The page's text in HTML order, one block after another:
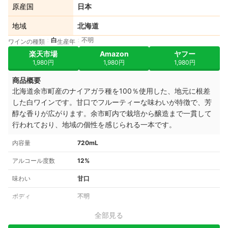
原産国 日本
地域 北海道
ワインの種類 白生産年 不明
楽天市場
1,980円
Amazon
1,980円
ヤフー
1,980円
商品概要
北海道余市町産のナイアガラ種を100％使用した、地元に根差
した白ワインです。甘口でフルーティーな味わいが特徴で、芳
醇な香りが広がります。余市町内で栽培から醸造まで一貫して
行われており、地域の個性を感じられる一本です。
内容量 720mL
アルコール度数 12%
味わい 甘口
ボディ 不明
全部見る